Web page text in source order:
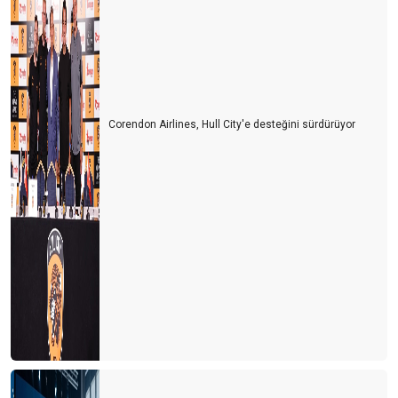
AB’DEN TÜRKLERE AŞI ENGELİ…
TURiST REHBERLiĞi YASASINDA SON RÖTUŞLAR…
KORONA'NIN KRONOLOJiSi
YENi REHBERLiK KANUNU HAKKINDA
Yeni Trend; “FLY & DRIVE”
SADECE BAŞLIK OKUYANLARDAN ÇEKTİĞİM…
TUR OPERATÖRLERİ PLATFORMU
ACENTACI SAKSIDA YETiŞMiYOR..!
ACENTA YOKSA REHBER DE YOK..!
TURİZMDE ELEMAN YOKTUR SATRANÇ TAŞLARI VARDIR...
ACENTALARI SİYASETE DAVET EDİYORUM
Corendon Airlines, Hull City'e desteğini sürdürüyor